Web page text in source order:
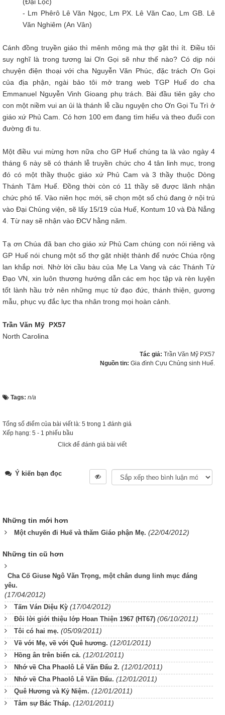
- Lm Phêrô Lê Văn Ngọc, Lm PX. Lê Văn Cao, Lm GB. Lê
Văn Nghiêm (An Vân)
Cánh đồng truyền giáo thì mênh mông mà thợ gặt thì ít. Điều tôi
suy nghĩ là trong tương lai Ơn Gọi sẽ như thế nào? Có dịp nói
chuyện điện thoại với cha Nguyễn Văn Phúc, đặc trách Ơn Gọi
của địa phận, ngài bảo tôi mở trang web TGP Huế do cha
Emmanuel Nguyễn Vinh Gioang phụ trách. Bài đầu tiên gây cho
con một niềm vui an ủi là thánh lễ cầu nguyện cho Ơn Gọi Tu Trì ở
giáo xứ Phủ Cam. Có hơn 100 em đang tìm hiểu và theo đuổi con
đường đi tu.
Một điều vui mừng hơn nữa cho GP Huế chúng ta là vào ngày 4
tháng 6 này sẽ có thánh lễ truyền chức cho 4 tân linh mục, trong
đó có một thầy thuộc giáo xứ Phủ Cam và 3 thầy thuộc Dòng
Thánh Tâm Huế. Đồng thời còn có 11 thầy sẽ được lãnh nhận
chức phó tế. Vào niên học mới, sẽ chọn một số chú đang ở nội trú
vào Đại Chủng viện, sẽ lấy 15/19 của Huế, Kontum 10 và Đà Nẳng
4. Từ nay sẽ nhận vào ĐCV hằng năm.
Tạ ơn Chúa đã ban cho giáo xứ Phủ Cam chúng con nói riêng và
GP Huế nói chung một số thợ gặt nhiệt thành để nước Chúa rộng
lan khắp nơi. Nhờ lời cầu bàu của Mẹ La Vang và các Thánh Tử
Đạo VN, xin luôn thương hướng dẫn các em học tập và rèn luyện
tốt lành hầu trở nên những mục tử đạo đức, thánh thiện, gương
mẫu, phục vụ đắc lực tha nhân trong mọi hoàn cảnh.
Trần Văn Mỹ PX57
North Carolina
Tác giả: Trần Văn Mỹ PX57
Nguồn tin: Gia đình Cựu Chủng sinh Huế.
Tags: n/a
Tổng số điểm của bài viết là: 5 trong 1 đánh giá
Xếp hạng: 5 - 1 phiếu bầu
Click để đánh giá bài viết
Ý kiến bạn đọc
Những tin mới hơn
Một chuyến đi Huế và thăm Giáo phận Mẹ. (22/04/2012)
Những tin cũ hơn
Cha Cố Giuse Ngô Văn Trọng, một chân dung linh mục đáng
yêu.
(17/04/2012)
Tấm Ván Diệu Kỳ (17/04/2012)
Đôi lời giới thiệu lớp Hoan Thiện 1967 (HT67) (06/10/2011)
Tôi có hai mẹ. (05/09/2011)
Về với Mẹ, về với Quê hương. (12/01/2011)
Hồng ân trên biển cả. (12/01/2011)
Nhớ về Cha Phaolô Lê Văn Đẩu 2. (12/01/2011)
Nhớ về Cha Phaolô Lê Văn Đẩu. (12/01/2011)
Quê Hương và Kỷ Niệm. (12/01/2011)
Tâm sự Bác Tháp. (12/01/2011)